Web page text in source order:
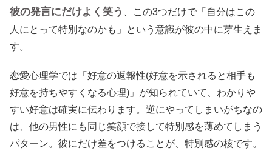
彼の発言にだけよく笑う
、この3つだけで「自分はこの
人にとって特別なのかも」という意識が彼の中に芽生えま
す。
恋愛心理学では「好意の返報性(好意を示されると相手も
好意を持ちやすくなる心理)」が知られていて、わかりや
すい好意は確実に伝わります。逆にやってしまいがちなの
は、他の男性にも同じ笑顔で接して特別感を薄めてしまう
パターン。彼にだけ差をつけることが、特別感の核です。